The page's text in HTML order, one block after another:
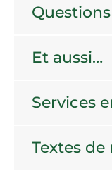
Et aussi…
Services
Textes de